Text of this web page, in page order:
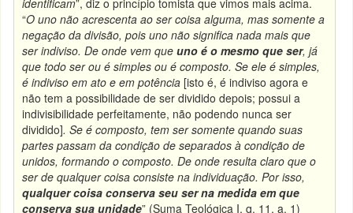
identificam”, diz o princípio tomista que vimos mais acima.
“O uno não acrescenta ao ser coisa alguma, mas somente a
negação da divisão, pois uno não significa nada mais que
ser indiviso. De onde vem queuno é o mesmo que ser, já
que todo ser ou é simples ou é composto. Se ele é simples,
é indiviso em ato e em potência [isto é, é indiviso agora e
não tem a possibilidade de ser dividido depois; possui a
indivisibilidade perfeitamente, não podendo nunca ser
dividido]. Se é composto, tem ser somente quando suas
partes passam da condição de separados à condição de
unidos, formando o composto. De onde resulta claro que o
ser de qualquer coisa consiste na individuação. Por isso,
qualquer coisa conserva seu ser na medida em que
conserva sua unidade” (Suma Teológica I, q. 11, a. 1)